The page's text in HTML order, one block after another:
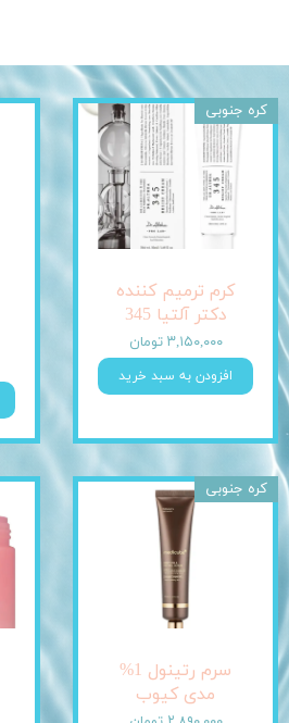
کرم ترمیم کننده
دکتر آلتیا 345
۳,۱۵۰,۰۰۰ تومان
افزودن به سبد خرید
کره جنوبی
سرم رتینول 1%
مدی کیوب
کره جنوبی